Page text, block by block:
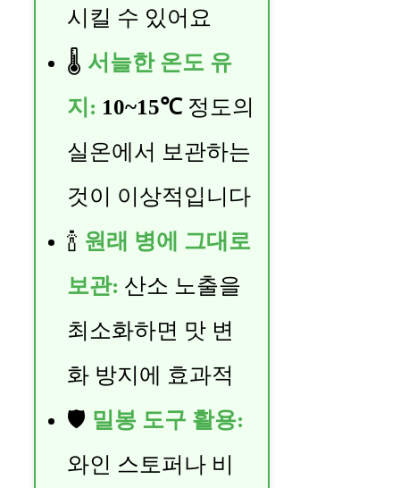
시킬 수 있어요
🌡️ 서늘한 온도 유
지: 10~15℃정도의
실온에서 보관하는
것이 이상적입니다
🍾 원래 병에 그대로
보관: 산소 노출을
최소화하면 맛 변
화 방지에 효과적
🛡️ 밀봉 도구 활용:
와인 스토퍼나 비